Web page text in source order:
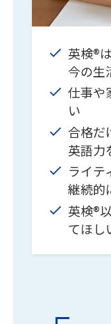
英検®
今の生
仕事や
い
合格だ
英語力
ライテ
継続的
英検®
てほし